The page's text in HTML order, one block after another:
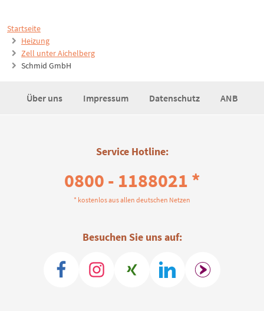
Startseite
Heizung
Zell unter Aichelberg
Schmid GmbH
Über uns Impressum Datenschutz ANB
Service Hotline:
0800 - 1188021 *
* kostenlos aus allen deutschen Netzen
Besuchen Sie uns auf: